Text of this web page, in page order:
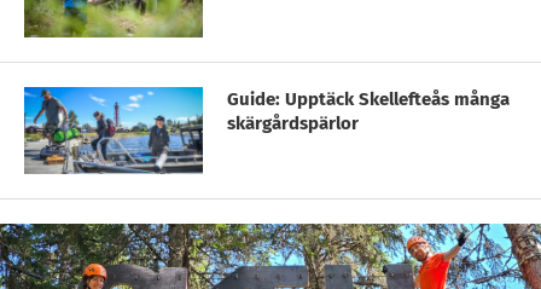
Guide: Upptäck Skellefteås många
skärgårdspärlor